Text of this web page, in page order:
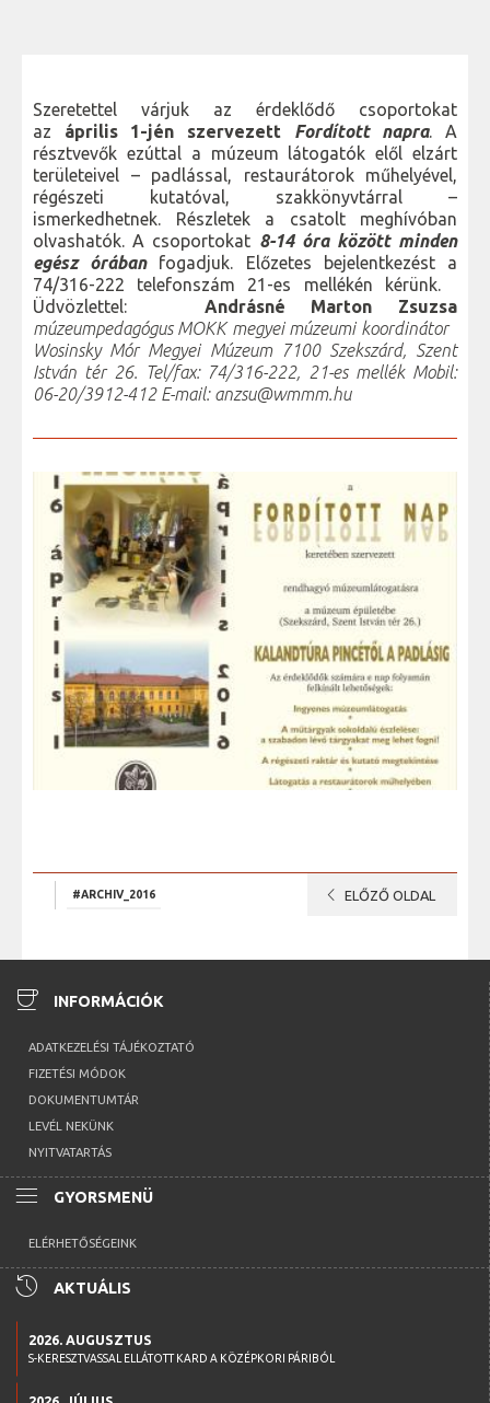
Szeretettel várjuk az érdeklődő csoportokat
az április 1-jén szervezett Fordított napra. A
résztvevők ezúttal a múzeum látogatók elől elzárt
területeivel – padlással, restaurátorok műhelyével,
régészeti kutatóval, szakkönyvtárral –
ismerkedhetnek. Részletek a csatolt meghívóban
olvashatók. A csoportokat 8-14 óra között minden
egész órábanfogadjuk. Előzetes bejelentkezést a
74/316-222 telefonszám 21-es mellékén kérünk.
Üdvözlettel: Andrásné Marton Zsuzsa
múzeumpedagógus MOKK megyei múzeumi koordinátor
Wosinsky Mór Megyei Múzeum
7100 Szekszárd, Szent
István tér 26. Tel/fax: 74/316-222, 21-es mellék Mobil:
06-20/3912-412 E-mail: anzsu@wmmm.hu
#ARCHIV_2016 chevron_left ELŐZŐ OLDAL
coffee INFORMÁCIÓK
ADATKEZELÉSI TÁJÉKOZTATÓ
FIZETÉSI MÓDOK
DOKUMENTUMTÁR
LEVÉL NEKÜNK
NYITVATARTÁS
menu GYORSMENÜ
ELÉRHETŐSÉGEINK
history AKTUÁLIS
2026. AUGUSZTUS
S-KERESZTVASSAL ELLÁTOTT KARD A KÖZÉPKORI PÁRIBÓL